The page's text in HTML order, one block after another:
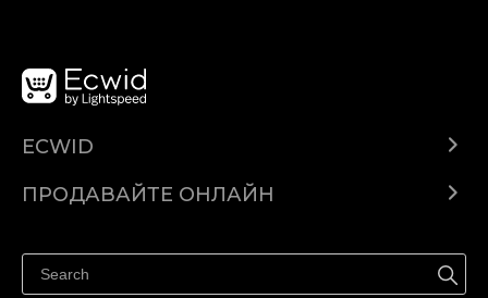
ECWID
Помощен център
ПРОДАВАЙТЕ ОНЛАЙН
Продавайте във Facebook
Продавайте в Instagram